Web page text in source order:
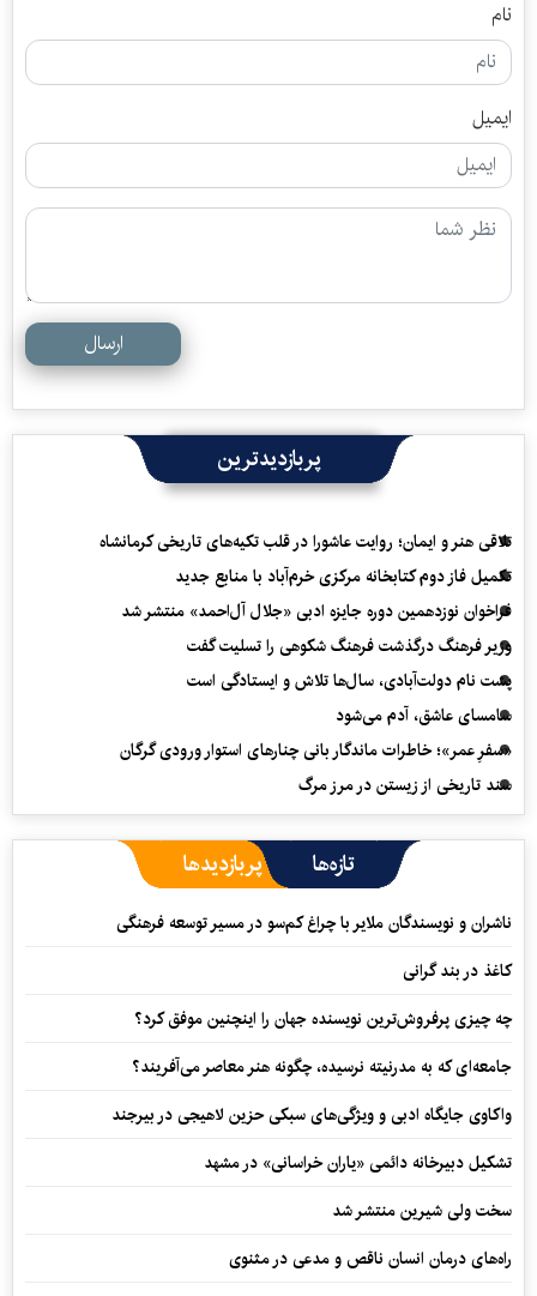
نام
ایمیل
ارسال
پربازدیدترین
تلاقی هنر و ایمان؛ روایت عاشورا در قلب تکیه‌های تاریخی کرمانشاه
تکمیل فاز دوم کتابخانه مرکزی خرم‌آباد با منابع جدید
فراخوان نوزدهمین دوره جایزه ادبی «جلال آل‌احمد» منتشر شد
وزیر فرهنگ درگذشت فرهنگ شکوهی را تسلیت گفت
پشت نام دولت‌آبادی، سال‌ها تلاش و ایستادگی است
سامسای عاشق، آدم می‌شود
«سفرِ عمر»؛ خاطرات ماندگار بانی چنارهای استوار ورودی گرگان
سند تاریخی از زیستن در مرز مرگ
تازه‌ها پربازدیدها
ناشران و نویسندگان ملایر با چراغ کم‌سو در مسیر توسعه فرهنگی
کاغذ در بند گرانی
چه چیزی پرفروش‌ترین نویسنده جهان را اینچنین موفق کرد؟
جامعه‌ای که به مدرنیته نرسیده، چگونه هنر معاصر می‌آفریند؟
واکاوی جایگاه ادبی و ویژگی‌های سبکی حزین لاهیجی در بیرجند
تشکیل دبیرخانه دائمی «یاران خراسانی» در مشهد
سخت ولی شیرین منتشر شد
راه‌های درمان انسان ناقص و مدعی در مثنوی